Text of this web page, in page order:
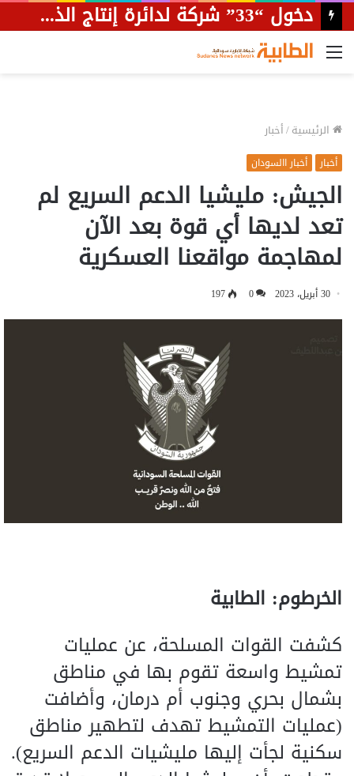
القائمة
الرئيسية/أخبار
أخبار أخبار االسودان
الجيش: مليشيا الدعم السريع لم
تعد لديها أي قوة بعد الآن
لمهاجمة مواقعنا العسكرية
30 أبريل، 2023 0
197
الخرطوم: الطابية
كشفت القوات المسلحة، عن عمليات
تمشيط واسعة تقوم بها في مناطق
بشمال بحري وجنوب أم درمان، وأضافت
(عمليات التمشيط تهدف لتطهير مناطق
سكنية لجأت إليها مليشيات الدعم السريع).